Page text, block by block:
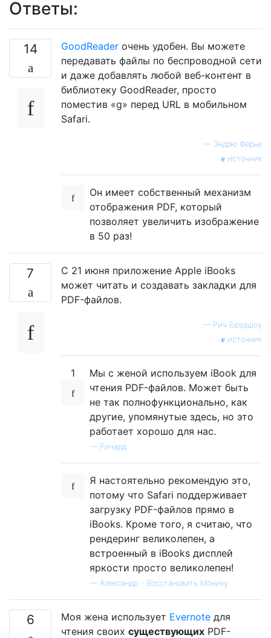
Ответы:
14 GoodReader очень удобен. Вы можете
передавать файлы по беспроводной сети
и даже добавлять любой веб-контент в
библиотеку GoodReader, просто
поместив «g» перед URL в мобильном
Safari.
— Эндрю Ферье
источник
Он имеет собственный механизм
отображения PDF, который
позволяет увеличить изображение
в 50 раз!
7
С 21 июня приложение Apple iBooks
может читать и создавать закладки для
PDF-файлов.
— Рич Брэдшоу
источник
1
Мы с женой используем iBook для
чтения PDF-файлов. Может быть
не так полнофункционально, как
другие, упомянутые здесь, но это
работает хорошо для нас.
— Ричард
Я настоятельно рекомендую это,
потому что Safari поддерживает
загрузку PDF-файлов прямо в
iBooks. Кроме того, я считаю, что
рендеринг великолепен, а
встроенный в iBooks дисплей
яркости просто великолепен!
— Александр - Восстановить Монику
6 Моя жена использует Evernote для
чтения своих существующих PDF-